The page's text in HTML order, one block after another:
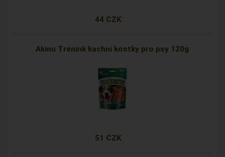
44 CZK
Akinu Trénink kachní kostky pro psy 120g
51 CZK